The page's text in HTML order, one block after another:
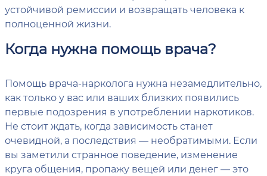
устойчивой ремиссии и возвращать человека к
полноценной жизни.
Когда нужна помощь врача?
Помощь врача-нарколога нужна незамедлительно,
как только у вас или ваших близких появились
первые подозрения в употреблении наркотиков.
Не стоит ждать, когда зависимость станет
очевидной, а последствия — необратимыми. Если
вы заметили странное поведение, изменение
круга общения, пропажу вещей или денег — это